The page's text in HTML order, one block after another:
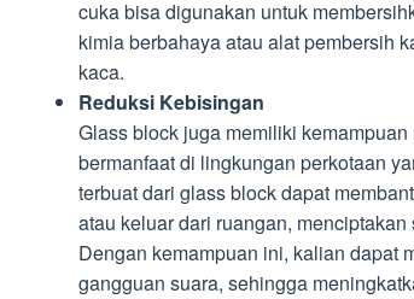
cuka bisa digunakan untuk
kimia berbahaya atau alat pembersih
kaca.
Reduksi Kebisingan
Glass block juga memiliki
bermanfaat di lingkungan perkotaan
terbuat dari glass block dapat
atau keluar dari ruangan,
Dengan kemampuan ini, kalian dapat
gangguan suara, sehingga